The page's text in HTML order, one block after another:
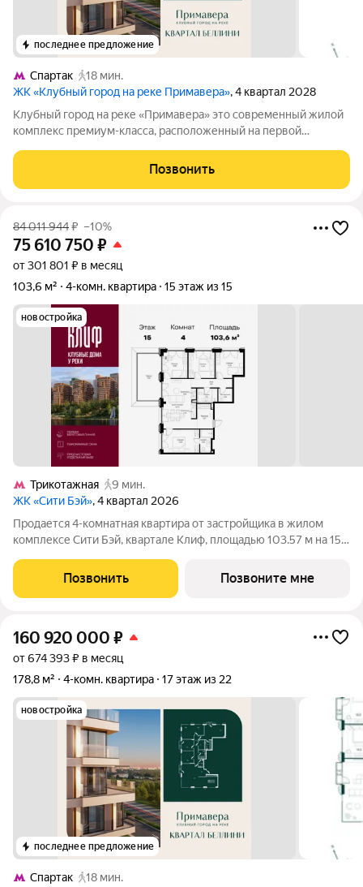
последнее предложение
Спартак
18 мин.
ЖК «Клубный город на реке Примавера», 4 квартал 2028
Клубный город на реке «Примавера» это современный жилой
комплекс премиум-класса, расположенный на первой
Покровское-Стрешнево. Под панорамными окнами квартир
находится собственный экопарк с
Позвонить
84 011 944₽ –10%
75 610 750 ₽
от 301 801 ₽ в месяц
103,6 м²
4-комн. квартира 15 этаж из 15
новостройка
Трикотажная
9 мин.
ЖК «Сити Бэй», 4 квартал 2026
Продается 4-комнатная квартира от застройщика в жилом
комплексе Сити Бэй, квартале Клиф, площадью 103.57 м на 15
пять Клубных домов на первой линии озелененной
набережной Реки Москвы. Со
Позвонить Позвоните мне
160 920 000 ₽
от 674 393 ₽ в месяц
178,8 м²
4-комн. квартира 17 этаж из 22
новостройка
последнее предложение
Спартак
18 мин.